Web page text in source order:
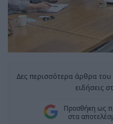
Δες περισσότερα άρθρα
ειδήσεις
Προσθήκη ως
στα